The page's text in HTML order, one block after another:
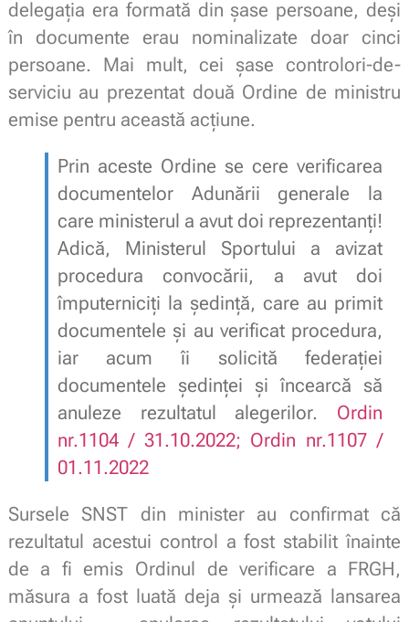
delegația era formată din șase persoane, deși
în documente erau nominalizate doar cinci
persoane. Mai mult, cei șase controlori-de-
serviciu au prezentat două Ordine de ministru
emise pentru această acțiune.
Prin aceste Ordine se cere verificarea
documentelor Adunării generale la
care ministerul a avut doi reprezentanți!
Adică, Ministerul Sportului a avizat
procedura convocării, a avut doi
împuterniciți la ședință, care au primit
documentele și au verificat procedura,
iar acum îi solicită federației
documentele ședinței și încearcă să
anuleze rezultatul alegerilor. Ordin
nr.1104 / 31.10.2022; Ordin nr.1107 /
01.11.2022
Sursele SNST din minister au confirmat că
rezultatul acestui control a fost stabilit înainte
de a fi emis Ordinul de verificare a FRGH,
măsura a fost luată deja și urmează lansarea